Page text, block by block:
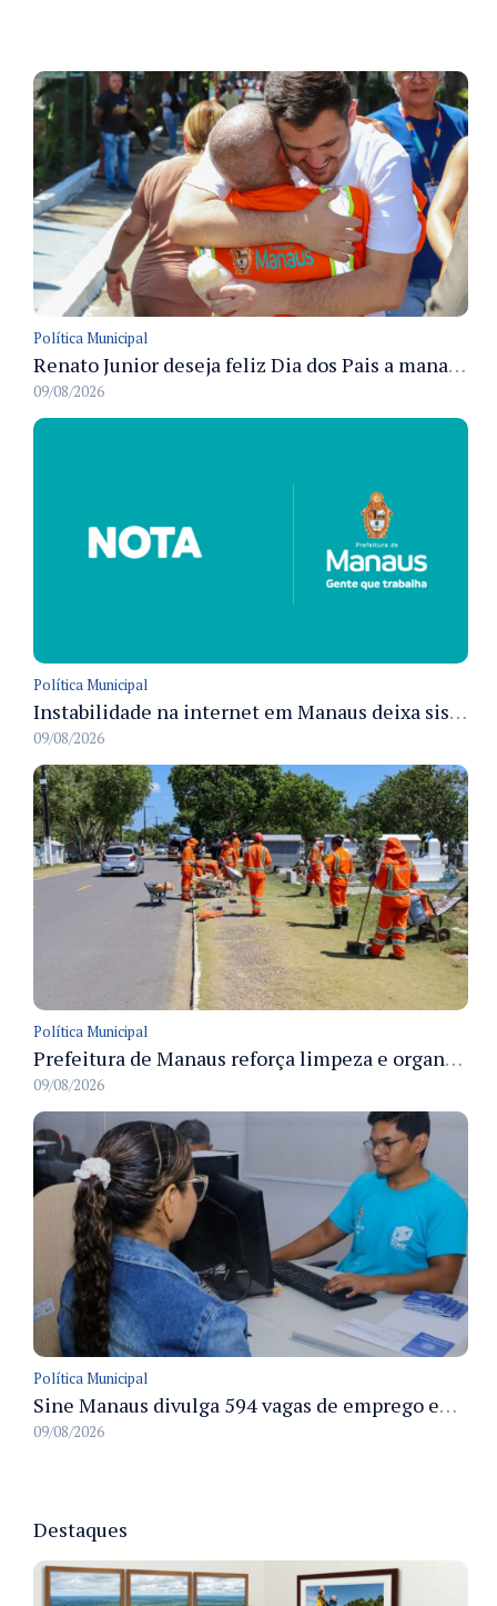
Política Municipal
Renato Junior deseja feliz Dia dos Pais a manauaras e detalha preparo dos cemitérios municipais
09/08/2026
Política Municipal
Instabilidade na internet em Manaus deixa sistemas de atendimento municipal temporariamente indisponíveis
09/08/2026
Política Municipal
Prefeitura de Manaus reforça limpeza e organização dos cemiterios municipais para receber famílias no Dia dos Pais
09/08/2026
Política Municipal
Sine Manaus divulga 594 vagas de emprego em Manaus com atendimento presencial nesta segunda-feira
09/08/2026
Destaques